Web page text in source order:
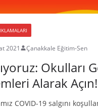
2021 Çanakkale Eğitim-Sen
Okulları
Alarak Açın!
COVID-19 salgını